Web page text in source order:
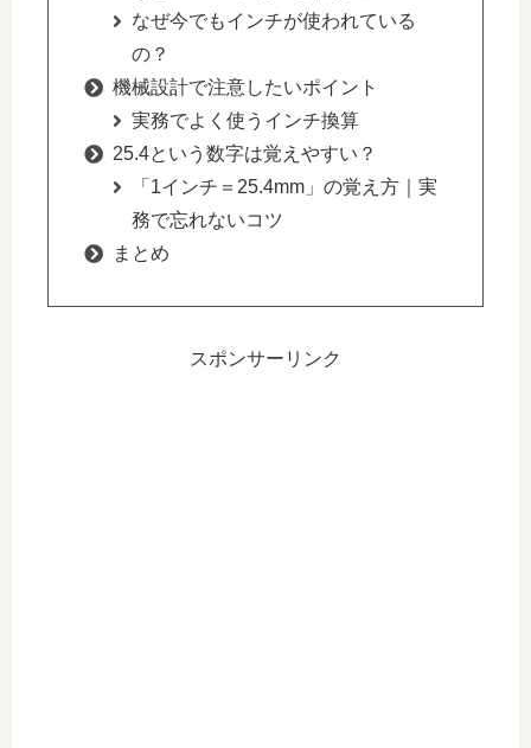
なぜ今でもインチが使われている
の？
機械設計で注意したいポイント
実務でよく使うインチ換算
25.4という数字は覚えやすい？
「1インチ＝25.4mm」の覚え方｜実
務で忘れないコツ
まとめ
スポンサーリンク